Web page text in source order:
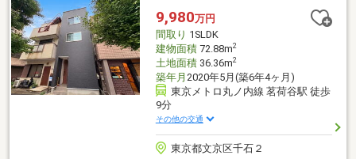
す)◆◆◆◆◆◆◆◆◆◆◆◆◆◆◆◆◆◆◆◆◆◆◆◆◆
9,980万円
間取り 1SLDK
建物面積72.88m2
土地面積36.36m2
築年月 2020年5月(築6年4ヶ月)
東京メトロ丸ノ内線 茗荷谷駅 徒歩
9分
その他の交通
東京都文京区千石２